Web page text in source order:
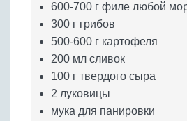
600-700 г филе любой
300 г грибов
500-600 г картофеля
200 мл сливок
100 г твердого сыра
2 луковицы
мука для панировки